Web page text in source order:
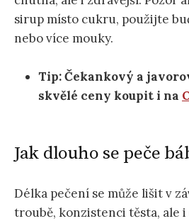
sirup místo cukru, použijte
nebo více mouky.
Tip: Čekankový a
skvělé ceny koupit i na
Jak dlouho se peče
Délka pečení se může lišit v
troubě, konzistenci těsta, ale